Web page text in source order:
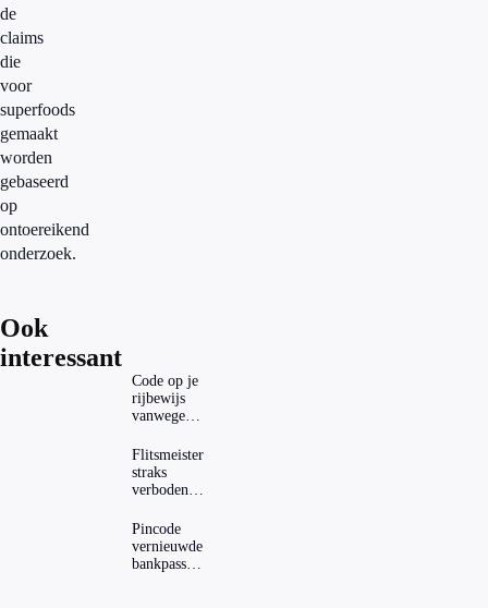
de
claims
die
voor
superfoods
gemaakt
worden
gebaseerd
op
ontoereikend
onderzoek.
Ook
interessant
Code op je
rijbewijs
vanwege
autisme?
Zo
verwijder
Flitsmeister
straks
verboden?
regels in
Nederland
en het
buitenland
Pincode
vernieuwde
bankpassen